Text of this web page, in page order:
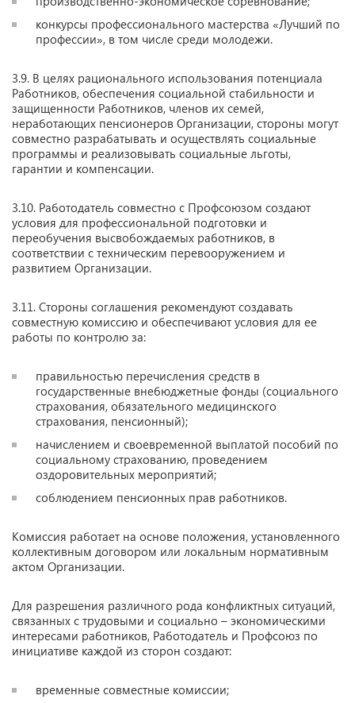
конкурсы профессионального мастерства «Лучший по
профессии», в том числе среди молодежи.
3.9. В целях рационального использования потенциала
Работников, обеспечения социальной стабильности и
защищенности Работников, членов их семей,
неработающих пенсионеров Организации, стороны могут
совместно разрабатывать и осуществлять социальные
программы и реализовывать социальные льготы,
гарантии и компенсации.
3.10. Работодатель совместно с Профсоюзом создают
условия для профессиональной подготовки и
переобучения высвобождаемых работников, в
соответствии с техническим перевооружением и
развитием Организации.
3.11. Стороны соглашения рекомендуют создавать
совместную комиссию и обеспечивают условия для ее
работы по контролю за:
правильностью перечисления средств в
государственные внебюджетные фонды (социального
страхования, обязательного медицинского
страхования, пенсионный);
начислением и своевременной выплатой пособий по
социальному страхованию, проведением
оздоровительных мероприятий;
соблюдением пенсионных прав работников.
Комиссия работает на основе положения, установленного
коллективным договором или локальным нормативным
актом Организации.
Для разрешения различного рода конфликтных ситуаций,
связанных с трудовыми и социально – экономическими
интересами работников, Работодатель и Профсоюз по
инициативе каждой из сторон создают:
временные совместные комиссии;